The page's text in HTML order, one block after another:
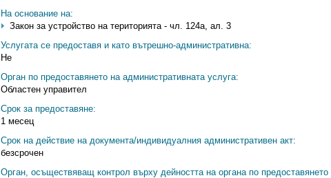
На основание на:
Закон за устройство на територията - чл. 124а, ал. 3
Услугата се предоставя и като вътрешно-административна:
Не
Орган по предоставянето на административната услуга:
Областен управител
Срок за предоставяне:
1 месец
Срок на действие на документа/индивидуалния административен акт:
безсрочен
Орган, осъществяващ контрол върху дейността на органа по предоставянето